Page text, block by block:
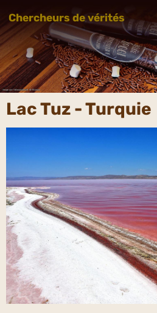
Chercheurs de vérités
Lac Tuz - Turquie